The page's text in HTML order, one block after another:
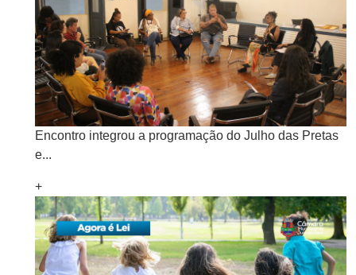
Encontro integrou a programação do Julho das Pretas
e...
+